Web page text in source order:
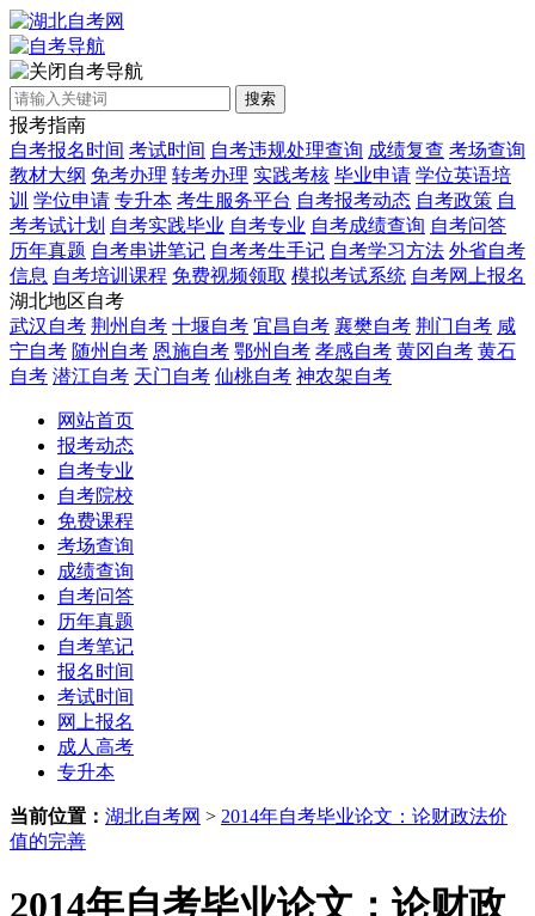
自考导航
搜索
报考指南
自考报名时间 考试时间 自考违规处理查询 成绩复查 考场查询
教材大纲 免考办理 转考办理 实践考核 毕业申请 学位英语培
训 学位申请 专升本 考生服务平台 自考报考动态 自考政策 自
考考试计划 自考实践毕业 自考专业 自考成绩查询 自考问答
历年真题 自考串讲笔记 自考考生手记 自考学习方法 外省自考
信息 自考培训课程 免费视频领取 模拟考试系统 自考网上报名
湖北地区自考
武汉自考 荆州自考 十堰自考 宜昌自考 襄樊自考 荆门自考 咸
宁自考 随州自考 恩施自考 鄂州自考 孝感自考 黄冈自考 黄石
自考 潜江自考 天门自考 仙桃自考 神农架自考
网站首页
报考动态
自考专业
自考院校
免费课程
考场查询
成绩查询
自考问答
历年真题
自考笔记
报名时间
考试时间
网上报名
成人高考
专升本
当前位置： 湖北自考网 > 2014年自考毕业论文：论财政法价
值的完善
2014年自考毕业论文：论财政